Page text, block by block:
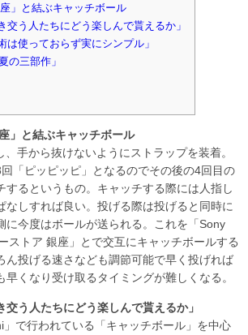
」と結ぶキャッチボール
交う人たちにどう楽しんで貰えるか」
は使っておらず実にシンプル」
の三部作」
」と結ぶキャッチボール
手から抜けないようにストラップを装着。
「ピッピッピ」となるのでその後の4回目の
するというもの。キャッチする際には人指し
なしすれば良い。投げる際は投げると同時に
に今度はボールが送られる。これを「Sony
ストア 銀座」とで交互にキャッチボールする
ん投げる速さなども調節可能で早く投げれば
早くなり受け取るタイミングが難しくなる。
交う人たちにどう楽しんで貰えるか」
で行われている「キャッチボール」を中心